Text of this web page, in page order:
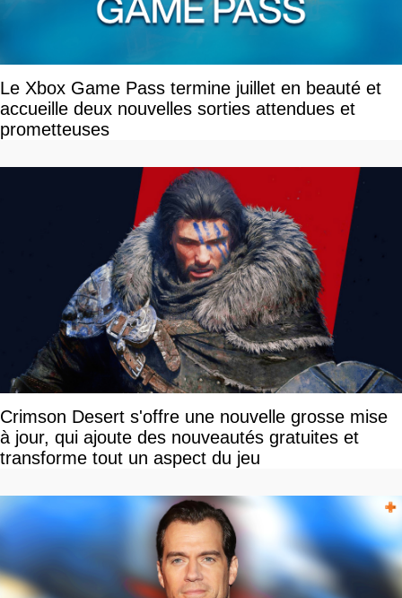
Le Xbox Game Pass termine juillet en beauté et
accueille deux nouvelles sorties attendues et
prometteuses
Crimson Desert s'offre une nouvelle grosse mise
à jour, qui ajoute des nouveautés gratuites et
transforme tout un aspect du jeu